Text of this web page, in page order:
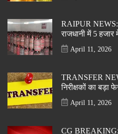
RAIPUR NEWS:
राजधानी में 5
April 11, 2026
TRANSFER
निरीक्षकों का
April 11, 2026
CG BREAKING: